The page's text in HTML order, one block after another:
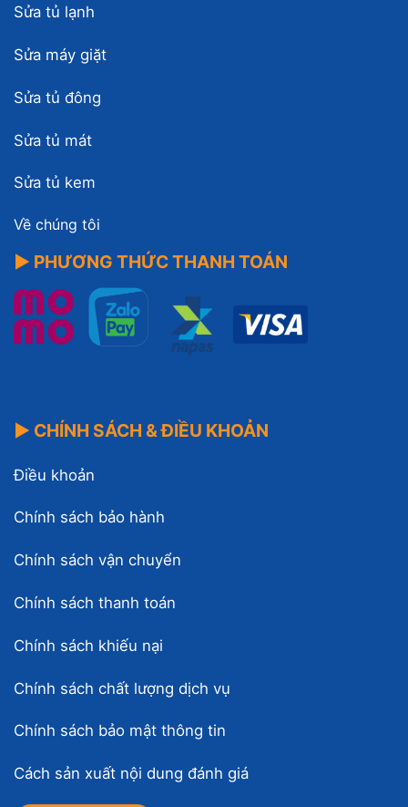
Sửa tủ lạnh
Sửa máy giặt
Sửa tủ đông
Sửa tủ mát
Sửa tủ kem
Về chúng tôi
▶ PHƯƠNG THỨC THANH TOÁN
▶ CHÍNH SÁCH & ĐIỀU KHOẢN
Điều khoản
Chính sách bảo hành
Chính sách vận chuyển
Chính sách thanh toán
Chính sách khiếu nại
Chính sách chất lượng dịch vụ
Chính sách bảo mật thông tin
Cách sản xuất nội dung đánh giá